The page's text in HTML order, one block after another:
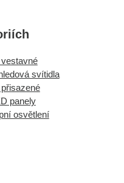
svítidla
panely
osvětlení